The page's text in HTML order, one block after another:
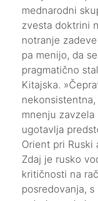
mednarodni
zvesta doktrini
notranje
pa menijo, da
pragmatično
Kitajska.
mnenju
ugotavlja
Orient pri Ruski
Zdaj je rusko
kritičnosti na
posredovanja,